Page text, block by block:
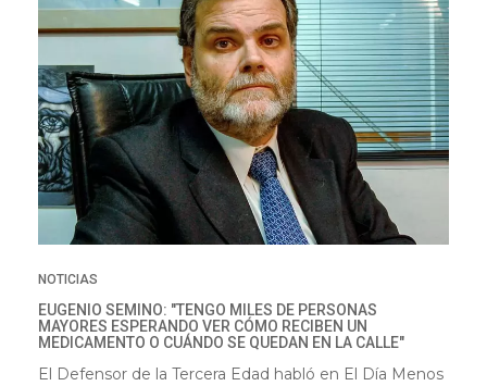
NOTICIAS
EUGENIO SEMINO: "TENGO MILES DE PERSONAS
MAYORES ESPERANDO VER CÓMO RECIBEN UN
MEDICAMENTO O CUÁNDO SE QUEDAN EN LA CALLE"
El Defensor de la Tercera Edad habló en El Día Menos